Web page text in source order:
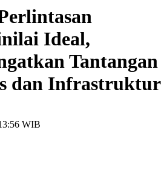
Ideal,
Tantangan
dan Infrastruktur
WIB